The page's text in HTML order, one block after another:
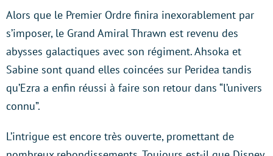
Alors que le Premier Ordre finira inexorablement par
s’imposer, le Grand Amiral Thrawn est revenu des
abysses galactiques avec son régiment. Ahsoka et
Sabine sont quand elles coincées sur Peridea tandis
qu’Ezra a enfin réussi à faire son retour dans “l’univers
connu”.
L’intrigue est encore très ouverte, promettant de